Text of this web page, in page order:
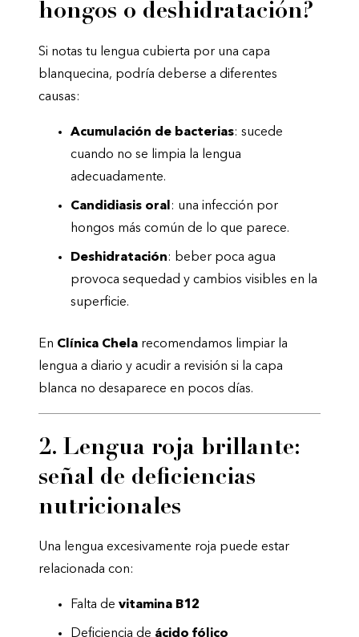
hongos o deshidratación?
Si notas tu lengua cubierta por una capa
blanquecina, podría deberse a diferentes
causas:
Acumulación de bacterias: sucede
cuando no se limpia la lengua
adecuadamente.
Candidiasis oral : una infección por
hongos más común de lo que parece.
Deshidratación: beber poca agua
provoca sequedad y cambios visibles en la
superficie.
En Clínica Chela recomendamos limpiar la
lengua a diario y acudir a revisión si la capa
blanca no desaparece en pocos días.
2. Lengua roja brillante:
señal de deficiencias
nutricionales
Una lengua excesivamente roja puede estar
relacionada con:
Falta de vitamina B12
Deficiencia de ácido fólico